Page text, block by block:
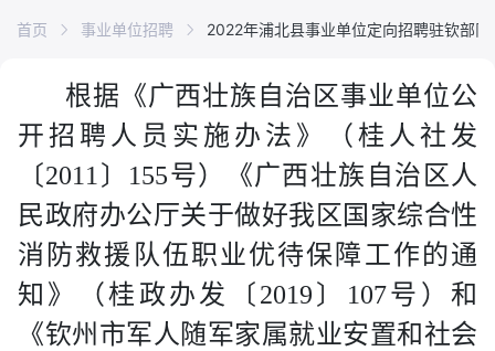
首页 事业单位招聘 2022年浦北县事业单位定向招聘驻钦部
根据《广西壮族自治区事业单位公
开招聘人员实施办法》（桂人社发
〔2011 〕 155号）《广西壮族自治区人
民政府办公厅关于做好我区国家综合性
消防救援队伍职业优待保障工作的通
知》（桂政办发〔 2019 〕 107号）和
《钦州市军人随军家属就业安置和社会